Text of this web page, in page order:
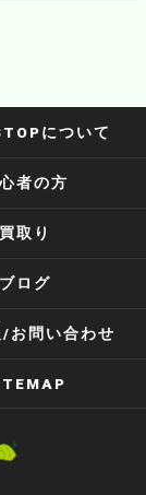
について
者の方
買取り
ブログ
/お問い合わせ